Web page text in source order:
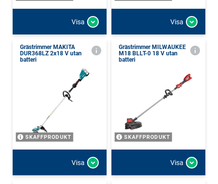
Visa Visa
Grästrimmer MAKITA
DUR368LZ 2x18 V utan
batteri
SKAFFPRODUKT
Visa
Grästrimmer MILWAUKEE
M18 BLLT-0 18 V utan
batteri
SKAFFPRODUKT
Visa